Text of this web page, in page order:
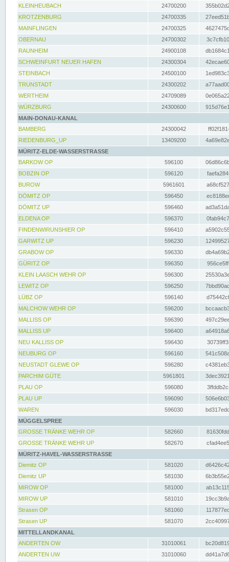
KLEINHEUBACH 24700200
KROTZENBURG
24700335
MAINFLINGEN
24700325
OBERNAU
24700302
RAUNHEIM
24900108
SCHWEINFURT NEUER HAFEN
24300304
STEINBACH
24500100
TRUNSTADT
24300202
WERTHEIM
24709089
WÜRZBURG
24300600
MAIN-DONAU-KANAL
BAMBERG
24300042
RIEDENBURG_UP
13409200
MÜRITZ-ELDE-WASSERSTRASSE
BARKOW OP
596100
BOBZIN OP
596120
BUROW
5961601
DÖMITZ OP
596450
DÖMITZ UP
596460
ELDENA OP
596370
FINDENWIRUNSHIER OP
596410
GARWITZ UP
596230
GRABOW OP
596330
GÜRITZ OP
596350
KLEIN LAASCH WEHR OP
596300
LEWITZ OP
596250
LÜBZ OP
596140
MALCHOW WEHR OP
596200
MALLISS OP
596390
MALLISS UP
596400
NEU KALLISS OP
596430
NEUBURG OP
596160
NEUSTADT GLEWE OP
596280
PARCHIM GÜTE
5961801
PLAU OP
596080
PLAU UP
596090
WAREN
596030
MÜGGELSPREE
GROSSE TRÄNKE WEHR OP
582660
GROSSE TRÄNKE WEHR UP
582670
MÜRITZ-HAVEL-WASSERSTRASSE
Diemitz OP
581020
Diemitz UP
581030
MIROW OP
581000
MIROW UP
581010
Strasen OP
581060
Strasen UP
581070
MITTELLANDKANAL
ANDERTEN OW
31010061
ANDERTEN UW
31010060